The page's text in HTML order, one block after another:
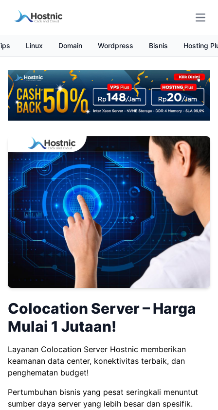
Linux Domain Wordpress Bisnis Hosting
Colocation Server – Harga
Mulai 1 Jutaan!
Layanan Colocation Server Hostnic memberikan
keamanan data center, konektivitas terbaik, dan
penghematan budget!
Pertumbuhan bisnis yang pesat seringkali menuntut
sumber daya server yang lebih besar dan spesifik.